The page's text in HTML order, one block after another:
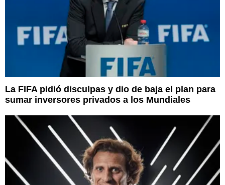
La FIFA pidió disculpas y dio de baja el plan para
sumar inversores privados a los Mundiales